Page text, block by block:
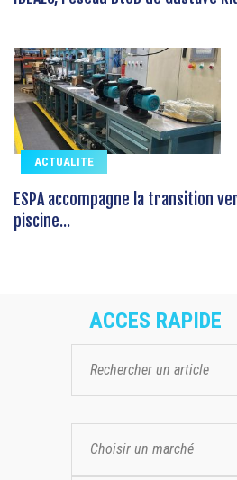
ACTUALITE
ESPA accompagne la transition
piscine...
ACCES RAPIDE
Choisir un marché